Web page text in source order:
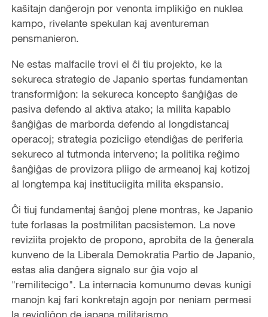
kaŝitajn danĝerojn por venonta implikiĝo en nuklea
kampo, rivelante spekulan kaj aventureman
pensmanieron.
Ne estas malfacile trovi el ĉi tiu projekto, ke la
sekureca strategio de Japanio spertas fundamentan
transformiĝon: la sekureca koncepto ŝanĝiĝas de
pasiva defendo al aktiva atako; la milita kapablo
ŝanĝiĝas de marborda defendo al longdistancaj
operacoj; strategia poziciigo etendiĝas de periferia
sekureco al tutmonda interveno; la politika reĝimo
ŝanĝiĝas de provizora pliigo de armeanoj kaj kotizoj
al longtempa kaj instituciigita milita ekspansio.
Ĉi tiuj fundamentaj ŝanĝoj plene montras, ke Japanio
tute forlasas la postmilitan pacsistemon. La nove
reviziita projekto de propono, aprobita de la ĝenerala
kunveno de la Liberala Demokratia Partio de Japanio,
estas alia danĝera signalo sur ĝia vojo al
"remilitecigo". La internacia komunumo devas kunigi
manojn kaj fari konkretajn agojn por neniam permesi
la revigliĝon de japana militarismo.